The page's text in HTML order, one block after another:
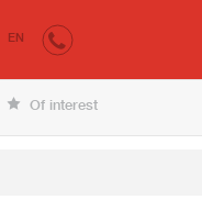
EN
Of interest